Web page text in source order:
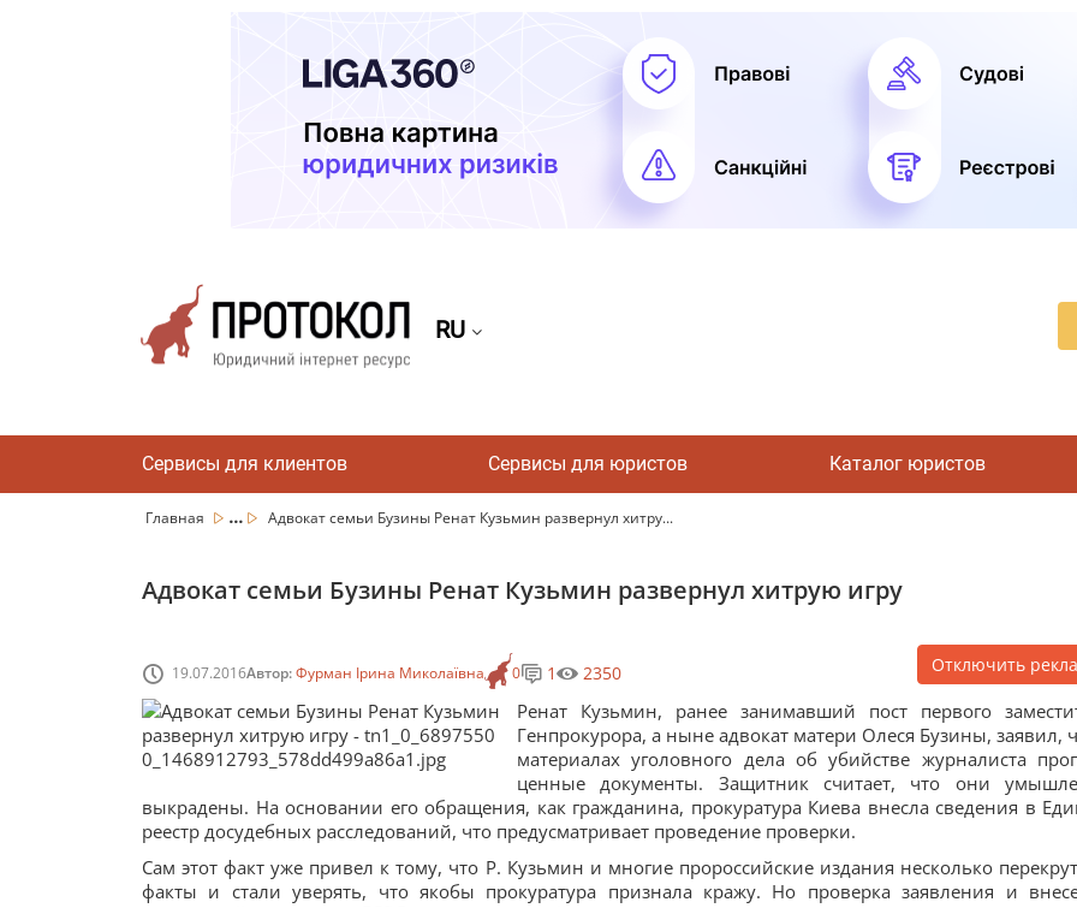
RU
Сервисы для клиентов Сервисы для юристов Каталог юристов
Главная ... Адвокат семьи Бузины Ренат Кузьмин развернул хитру...
Адвокат семьи Бузины Ренат Кузьмин развернул хитрую игру
19.07.2016Автор:Фурман Ірина Миколаївна 0 1 2350 Отключить
Ренат Кузьмин, ранее занимавший пост первого
Генпрокурора, а ныне адвокат матери Олеся Бузины, заявил,
материалах уголовного дела об убийстве журналиста
ценные документы. Защитник считает, что они
выкрадены. На основании его обращения, как гражданина, прокуратура Киева внесла сведения в
реестр досудебных расследований, что предусматривает проведение проверки.
Сам этот факт уже привел к тому, что Р. Кузьмин и многие пророссийские издания несколько
факты и стали уверять, что якобы прокуратура признала кражу. Но проверка заявления и